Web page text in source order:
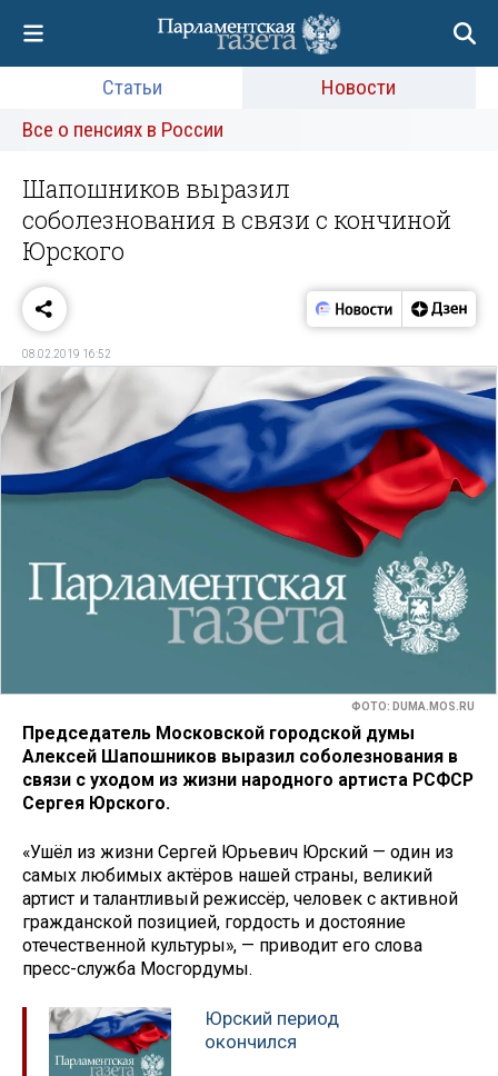
Статьи
Новости
Все о пенсиях в России
Шапошников выразил
соболезнования в связи с кончиной
Юрского
08.02.2019 16:52
ФОТО: DUMA.MOS.RU
Председатель Московской городской думы
Алексей Шапошников выразил соболезнования в
связи с уходом из жизни народного артиста РСФСР
Сергея Юрского.
«Ушёл из жизни Сергей Юрьевич Юрский — один из
самых любимых актёров нашей страны, великий
артист и талантливый режиссёр, человек с активной
гражданской позицией, гордость и достояние
отечественной культуры», — приводит его слова
пресс-служба Мосгордумы.
Юрский период
окончился